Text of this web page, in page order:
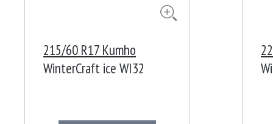
215/60 R17 Kumho
WinterCraft ice WI32